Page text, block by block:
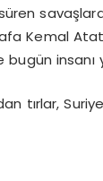
Kemal
insanı
tırlar,